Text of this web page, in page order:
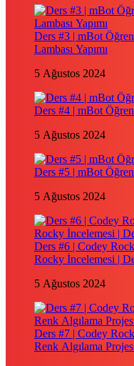
Ders #3 | mBot
Lambası Yapımı
5 Ağustos 2024
Ders #4 | mBot
5 Ağustos 2024
Ders #5 | mBot
5 Ağustos 2024
Ders #6 | Codey
Rocky İncelemesi |
5 Ağustos 2024
Ders #7 | Codey
Renk Algılama